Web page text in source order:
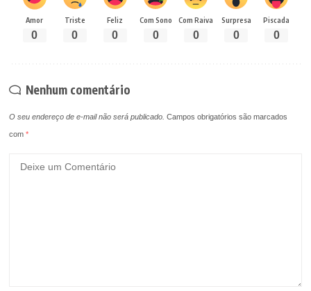
Amor
0
Triste
0
Feliz
0
Com Sono
0
Com Raiva
0
Surpresa
0
Piscada
0
Nenhum comentário
O seu endereço de e-mail não será publicado. Campos obrigatórios são marcados
com*